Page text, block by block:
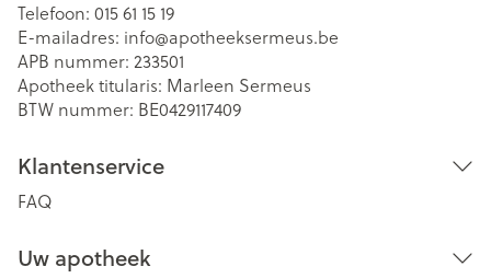
Telefoon: 015 61 15 19
E-mailadres: info@apotheeksermeus.be
APB nummer: 233501
Apotheek titularis: Marleen Sermeus
BTW nummer: BE0429117409
Klantenservice
FAQ
Uw apotheek